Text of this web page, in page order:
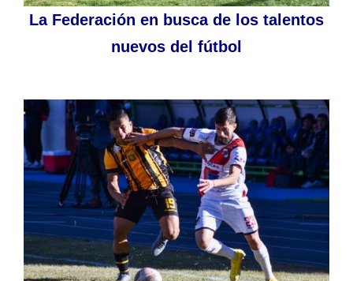
La Federación en busca de los talentos
nuevos del fútbol